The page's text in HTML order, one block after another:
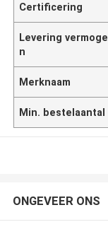
Certificering
Levering vermoge
n
Merknaam
Min. bestelaantal
ONGEVEER ONS